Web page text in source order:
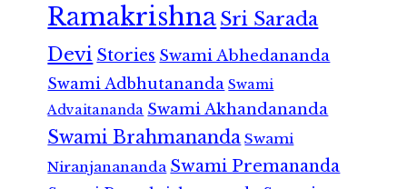
RamakrishnaSri Sarada
Devi Stories Swami Abhedananda
Swami Adbhutananda Swami
Advaitananda Swami Akhandananda
Swami Brahmananda Swami
Niranjanananda Swami Premananda